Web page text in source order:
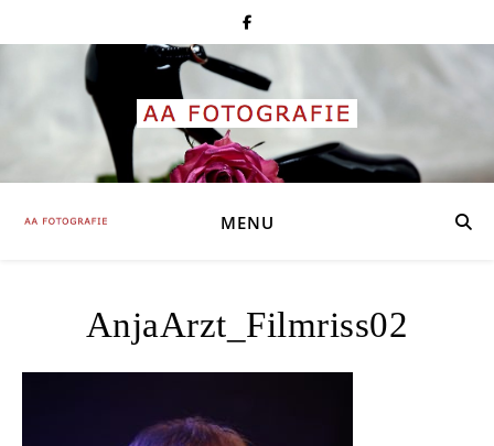
MENU
AnjaArzt_Filmriss02